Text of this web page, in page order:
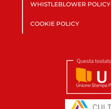
WHISTLEBLOWER POLICY
COOKIE POLICY